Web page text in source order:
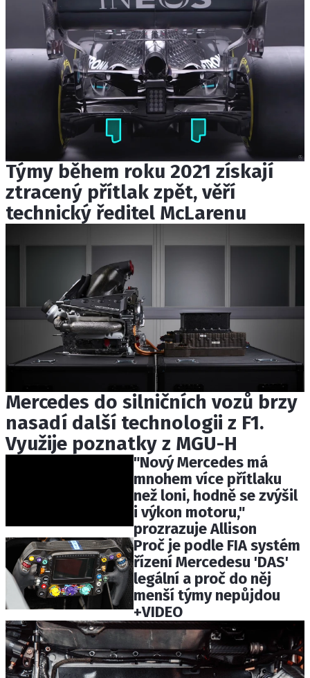
Týmy během roku 2021 získají
ztracený přítlak zpět, věří
technický ředitel McLarenu
Mercedes do silničních vozů brzy
nasadí další technologii z F1.
Využije poznatky z MGU-H
"Nový Mercedes má
mnohem více přítlaku
než loni, hodně se zvýšil
i výkon motoru,"
prozrazuje Allison
Proč je podle FIA systém
řízení Mercedesu 'DAS'
legální a proč do něj
menší týmy nepůjdou
+VIDEO